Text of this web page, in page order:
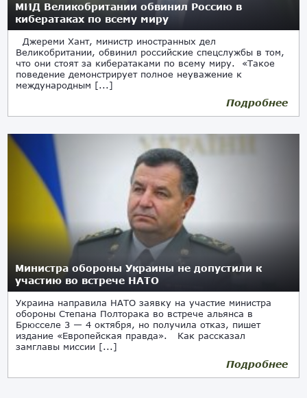
МИД Великобритании обвинил Россию в
кибератаках по всему миру
Джереми Хант, министр иностранных дел
Великобритании, обвинил российские спецслужбы в том,
что они стоят за кибератаками по всему миру. «Такое
поведение демонстрирует полное неуважение к
международным [...]
Подробнее
Министра обороны Украины не допустили к
участию во встрече НАТО
Украина направила НАТО заявку на участие министра
обороны Степана Полторака во встрече альянса в
Брюсселе 3 — 4 октября, но получила отказ, пишет
издание «Европейская правда». Как рассказал
замглавы миссии [...]
Подробнее